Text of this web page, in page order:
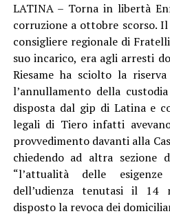
LATINA – Torna in libertà
corruzione a ottobre scorso.
consigliere regionale di
suo incarico, era agli arresti
Riesame ha sciolto la
l’annullamento della
disposta dal gip di Latina e
legali di Tiero infatti
provvedimento davanti alla
chiedendo ad altra sezione
“l’attualità delle
dell’udienza tenutasi il 14
disposto la revoca dei